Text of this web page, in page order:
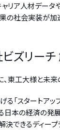
ャリア人材デー
の社会実装が加
ズリー
、東工大様と未
る「スタートア
日本の経済の発
決できるディー